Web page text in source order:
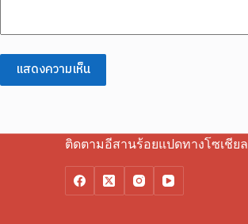
แสดงความเห็น
ติดตามอีสานร้อยแปดทางโซเชียล